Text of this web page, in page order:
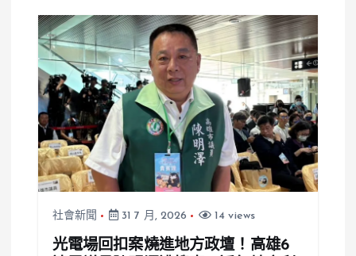
社會新聞 31 7 月, 2026 14 views
光電場回扣案燒進地方政壇！高雄6